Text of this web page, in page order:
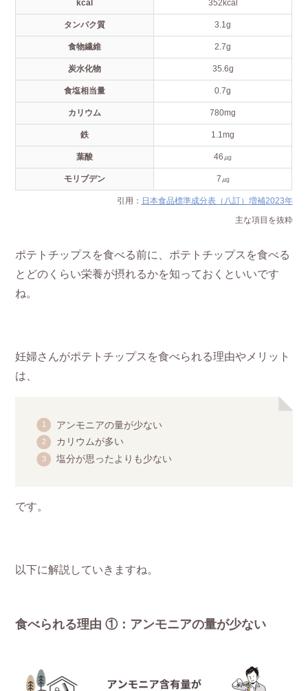
kcal 352kcal
タンパク質 3.1g
食物繊維 2.7g
炭水化物 35.6g
食塩相当量 0.7g
カリウム 780mg
鉄 1.1mg
葉酸 46㎍
モリブデン 7㎍
引用： 日本食品標準成分表（八訂）増補2023年
主な項目を抜粋
ポテトチップスを食べる前に、ポテトチップスを食べる
とどのくらい栄養が摂れるかを知っておくといいです
ね。
妊婦さんがポテトチップスを食べられる理由やメリット
は、
アンモニアの量が少ない
カリウムが多い
塩分が思ったよりも少ない
です。
以下に解説していきますね。
食べられる理由 ①：アンモニアの量が少ない